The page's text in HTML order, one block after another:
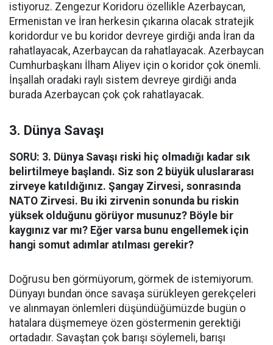
istiyoruz. Zengezur Koridoru özellikle Azerbaycan,
Ermenistan ve İran herkesin çıkarına olacak stratejik
koridordur ve bu koridor devreye girdiği anda İran da
rahatlayacak, Azerbaycan da rahatlayacak. Azerbaycan
Cumhurbaşkanı İlham Aliyev için o koridor çok önemli.
İnşallah oradaki raylı sistem devreye girdiği anda
burada Azerbaycan çok çok rahatlayacak.
3. Dünya Savaşı
SORU: 3. Dünya Savaşı riski hiç olmadığı kadar sık
belirtilmeye başlandı. Siz son 2 büyük uluslararası
zirveye katıldığınız. Şangay Zirvesi, sonrasında
NATO Zirvesi. Bu iki zirvenin sonunda bu riskin
yüksek olduğunu görüyor musunuz? Böyle bir
kaygınız var mı? Eğer varsa bunu engellemek için
hangi somut adımlar atılması gerekir?
Doğrusu ben görmüyorum, görmek de istemiyorum.
Dünyayı bundan önce savaşa sürükleyen gerekçeleri
ve alınmayan önlemleri düşündüğümüzde bugün o
hatalara düşmemeye özen göstermenin gerektiği
ortadadır. Savaştan çok barışı söylemeli, barışı